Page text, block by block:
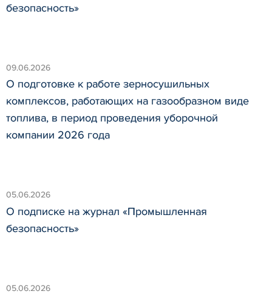
безопасность»
09.06.2026
О подготовке к работе зерносушильных
комплексов, работающих на газообразном виде
топлива, в период проведения уборочной
компании 2026 года
05.06.2026
О подписке на журнал «Промышленная
безопасность»
05.06.2026